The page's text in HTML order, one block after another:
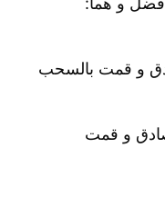
قمت بالسحب
و قمت